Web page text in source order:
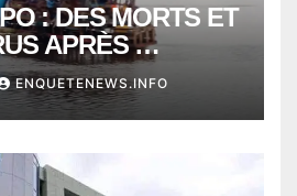
: DES MORTS ET
APRÈS
BALEINIERE
KILOMÈTRES DE
ENQUETENEWS.INFO